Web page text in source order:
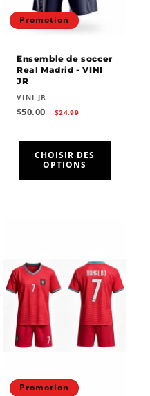
Promotion
Ensemble de soccer
Real Madrid - VINI
JR
Fournisseur :
VINI JR
Prix
$50.00
Prix
$24.99
CHOISIR DES
OPTIONS
Promotion